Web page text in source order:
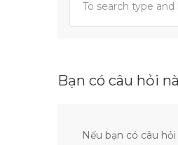
Bạn có câu hỏi
Nếu bạn có câu